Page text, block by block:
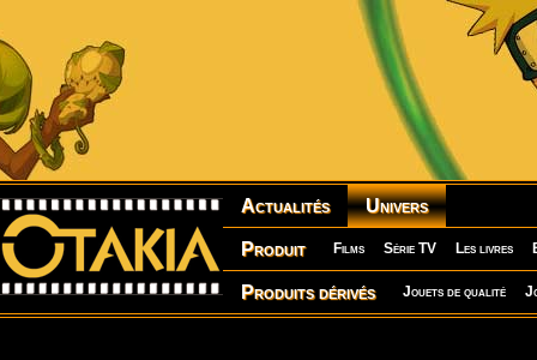
Actualités Univers
Produit Films Série TV Les livres
Produits dérivés Jouets de qualité